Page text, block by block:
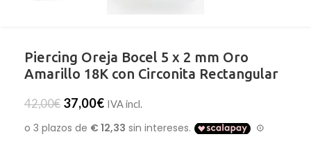
Piercing Oreja Bocel 5 x 2 mm Oro
Amarillo 18K con Circonita Rectangular
42,00€ 37,00€ IVA incl.